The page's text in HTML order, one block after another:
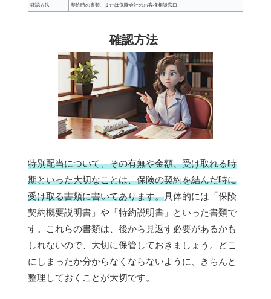
確認方法 契約時の書類、または保険会社のお客様相談窓口
確認方法
特別配当について、その有無や金額、受け取れる時
期といった大切なことは、保険の契約を結んだ時に
受け取る書類に書いてあります。具体的には「保険
契約概要説明書」や「特約説明書」といった書類で
す。これらの書類は、後から見返す必要があるかも
しれないので、大切に保管しておきましょう。どこ
にしまったか分からなくならないように、きちんと
整理しておくことが大切です。